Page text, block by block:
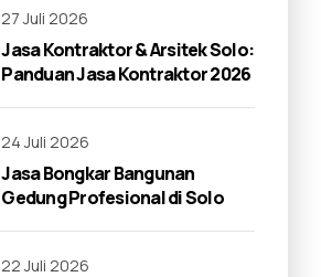
27 Juli 2026
Jasa Kontraktor & Arsitek Solo:
Panduan Jasa Kontraktor 2026
24 Juli 2026
Jasa Bongkar Bangunan
Gedung Profesional di Solo
22 Juli 2026